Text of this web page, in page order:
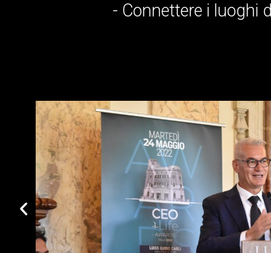
- Connettere i luoghi